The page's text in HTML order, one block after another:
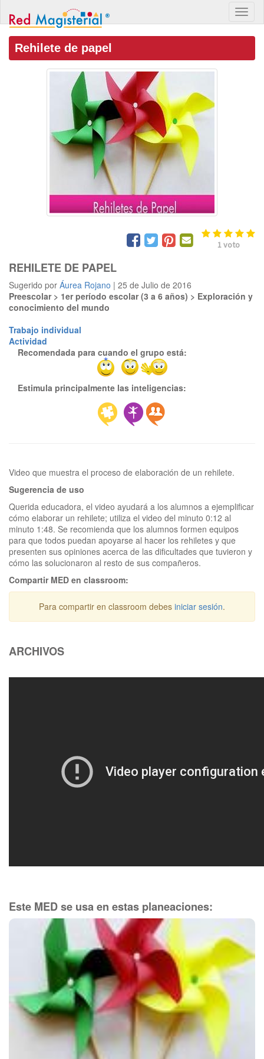
Rehilete de papel
1voto
REHILETE DE PAPEL
Sugerido por Áurea Rojano | 25 de Julio de 2016
Preescolar > 1er período escolar (3 a 6 años) > Exploración y
conocimiento del mundo
Trabajo individual
Actividad
Recomendada para cuando el grupo está:
Estimula principalmente las inteligencias:
Sugerencia de uso
Querida educadora, el video ayudará a los alumnos a ejemplificar
cómo elaborar un rehilete; utiliza el video del minuto 0:12 al
minuto 1:48. Se recomienda que los alumnos formen equipos
para que todos puedan apoyarse al hacer los rehiletes y que
presenten sus opiniones acerca de las dificultades que tuvieron y
cómo las solucionaron al resto de sus compañeros.
Compartir MED en classroom:
Para compartir en classroom debes iniciar sesión.
ARCHIVOS
Este MED se usa en estas planeaciones: